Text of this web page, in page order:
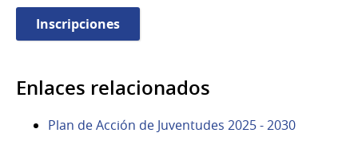
Inscripciones
Enlaces relacionados
Plan de Acción de Juventudes 2025 - 2030